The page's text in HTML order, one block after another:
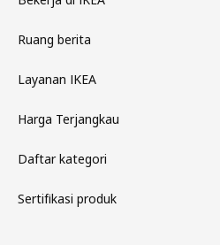
Ruang berita
Layanan IKEA
Harga Terjangkau
Daftar kategori
Sertifikasi produk